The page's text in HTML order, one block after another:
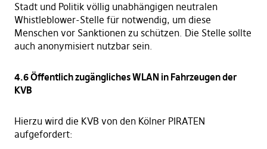
Stadt und Politik völlig unabhängigen neutralen
Whistleblower-Stelle für notwendig, um diese
Menschen vor Sanktionen zu schützen. Die Stelle sollte
auch anonymisiert nutzbar sein.
4.6 Öffentlich zugängliches WLAN in Fahrzeugen der
KVB
Hierzu wird die KVB von den Kölner PIRATEN
aufgefordert: